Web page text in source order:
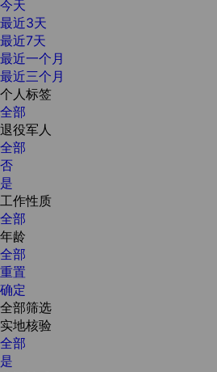
今天
最近3天
最近7天
最近一个月
最近三个月
个人标签
全部
退役军人
全部
否
是
工作性质
全部
年龄
全部
重置
确定
全部筛选
实地核验
全部
是